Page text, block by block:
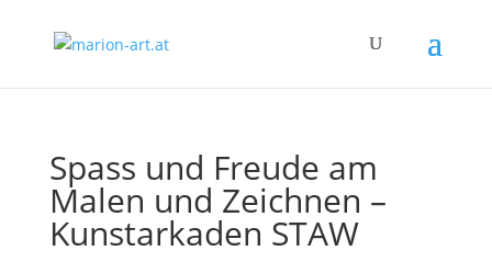
Spass und Freude am
Malen und Zeichnen –
Kunstarkaden STAW